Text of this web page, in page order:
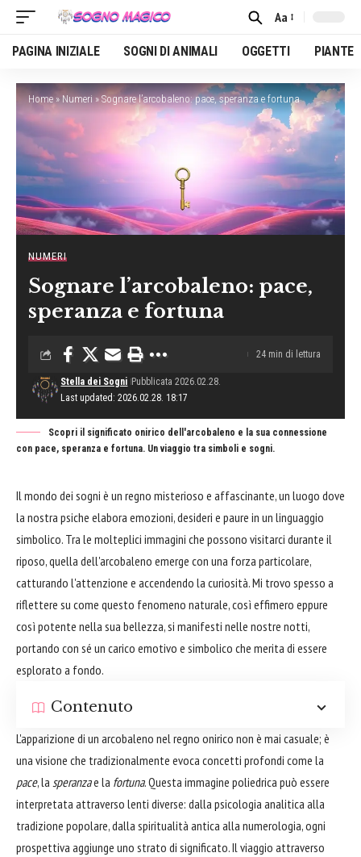
Font
Resizer
Aa
PAGINA INIZIALE SOGNI DI ANIMALI OGGETTI PIANTE
Home» Numeri»Sognare l’arcobaleno: pace, speranza e fortuna
NUMERI
Sognare l’arcobaleno: pace,
speranza e fortuna
Last updated: 2026.02.28. 18:17
Stella dei Sogni Pubblicata 2026.02.28.
24 min di lettura
Scopri il significato onirico dell'arcobaleno e la sua connessione
con pace, speranza e fortuna. Un viaggio tra simboli e sogni.
Il mondo dei sogni è un regno misterioso e affascinante, un luogo dove
la nostra psiche elabora emozioni, desideri e paure in un linguaggio
simbolico. Tra le molteplici immagini che possono visitarci durante il
riposo, quella dell'arcobaleno emerge con una forza particolare,
catturando l'attenzione e accendendo la curiosità. Mi trovo spesso a
riflettere su come questo fenomeno naturale, così effimero eppure
così potente nella sua bellezza, si manifesti nelle nostre notti,
portando con sé un carico emotivo e simbolico che merita di essere
esplorato a fondo.
Contenuto
L'apparizione di un arcobaleno nel regno onirico non è mai casuale; è
una visione che tradizionalmente evoca concetti profondi come la
pace, la speranzae la fortuna. Questa immagine poliedrica può essere
interpretata attraverso lenti diverse: dalla psicologia analitica alla
tradizione popolare, dalla spiritualità antica alla numerologia, ogni
prospettiva aggiunge uno strato di significato. Il viaggio attraverso